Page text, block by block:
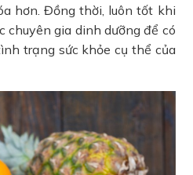
hơn. Đồng thời, luôn tốt khi
chuyên gia dinh dưỡng để có
trạng sức khỏe cụ thể của